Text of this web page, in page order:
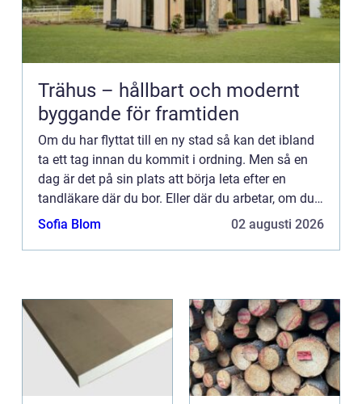
Trähus – hållbart och modernt
byggande för framtiden
Om du har flyttat till en ny stad så kan det ibland
ta ett tag innan du kommit i ordning. Men så en
dag är det på sin plats att börja leta efter en
tandläkare där du bor. Eller där du arbetar, om du
föredrar det. Bor du i Sollentuna så kan du enkelt
Sofia Blom 02 augusti 2026